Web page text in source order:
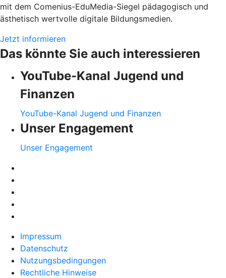
mit dem Comenius-EduMedia-Siegel pädagogisch und
ästhetisch wertvolle digitale Bildungsmedien.
Jetzt informieren
Das könnte Sie auch interessieren
YouTube-Kanal Jugend und
Finanzen
YouTube-Kanal Jugend und Finanzen
Unser Engagement
Unser Engagement
Impressum
Datenschutz
Nutzungsbedingungen
Rechtliche Hinweise